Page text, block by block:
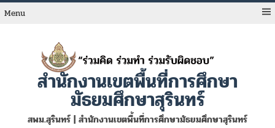
Skip
toMenu
สำนักงานเขตพื้นที่การศึกษา
มัธยมศึกษาสุรินทร์
สพม.สุรินทร์ | สำนักงานเขตพื้นที่การศึกษามัธยมศึกษาสุรินทร์